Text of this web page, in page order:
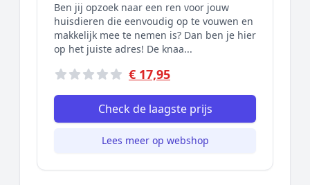
Ben jij opzoek naar een ren voor jouw
huisdieren die eenvoudig op te vouwen en
makkelijk mee te nemen is? Dan ben je hier
op het juiste adres! De knaa...
€ 17,95
Check de laagste prijs
Lees meer op webshop